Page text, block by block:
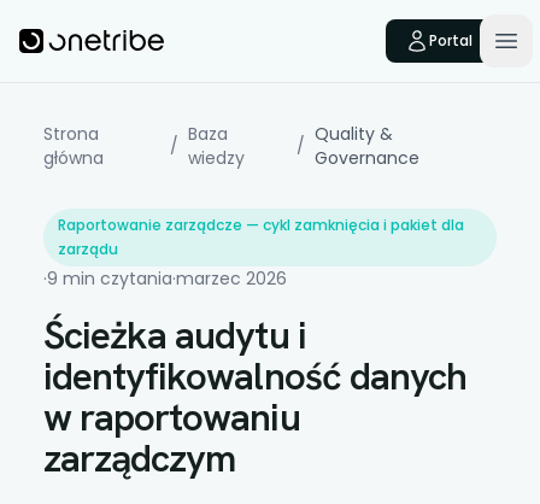
Onetribe
Portal
Strona
główna
/ Baza
wiedzy
/ Quality &
Governance
Raportowanie zarządcze — cykl zamknięcia i pakiet dla
zarządu
·9 min czytania·marzec 2026
Ścieżka audytu i
identyfikowalność danych
w raportowaniu
zarządczym